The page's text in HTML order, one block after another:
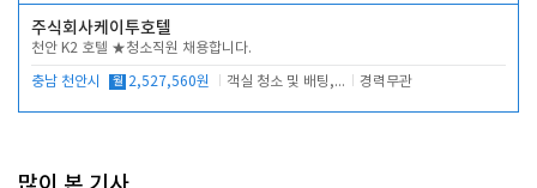
주식회사케이투호텔
천안 K2 호텔 ★청소직원 채용합니다.
충남 천안시 월 2,527,560원 객실 청소 및 배팅, 주변 시설 청소 경력무관